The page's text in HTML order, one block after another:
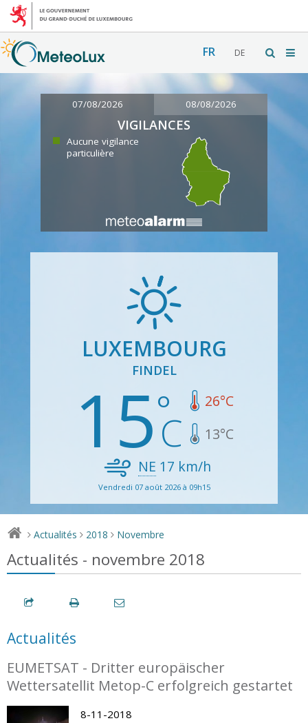
FR DE
07/08/2026 08/08/2026
VIGILANCES
Aucune vigilance
particulière
LUXEMBOURG
FINDEL
15 26°C
13°C
NE 17 km/h
Vendredi 07 août 2026 à 09h15
> Actualités > 2018 > Novembre
Actualités - novembre 2018
Actualités
EUMETSAT - Dritter europäischer
Wettersatellit Metop-C erfolgreich gestartet
8-11-2018